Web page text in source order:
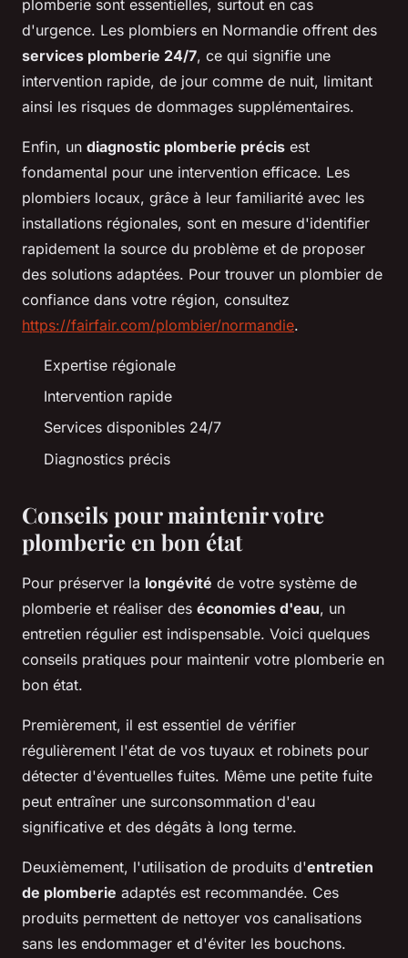
plomberie sont essentielles, surtout en cas
d'urgence. Les plombiers en Normandie offrent des
services plomberie 24/7, ce qui signifie une
intervention rapide, de jour comme de nuit, limitant
ainsi les risques de dommages supplémentaires.
Enfin, un diagnostic plomberie précis est
fondamental pour une intervention efficace. Les
plombiers locaux, grâce à leur familiarité avec les
installations régionales, sont en mesure d'identifier
rapidement la source du problème et de proposer
des solutions adaptées. Pour trouver un plombier de
confiance dans votre région, consultez
https://fairfair.com/plombier/normandie.
Expertise régionale
Intervention rapide
Services disponibles 24/7
Diagnostics précis
Conseils pour maintenir votre
plomberie en bon état
Pour préserver la longévité de votre système de
plomberie et réaliser des économies d'eau, un
entretien régulier est indispensable. Voici quelques
conseils pratiques pour maintenir votre plomberie en
bon état.
Premièrement, il est essentiel de vérifier
régulièrement l'état de vos tuyaux et robinets pour
détecter d'éventuelles fuites. Même une petite fuite
peut entraîner une surconsommation d'eau
significative et des dégâts à long terme.
Deuxièmement, l'utilisation de produits d'entretien
de plomberie adaptés est recommandée. Ces
produits permettent de nettoyer vos canalisations
sans les endommager et d'éviter les bouchons.